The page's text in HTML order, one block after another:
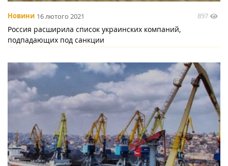
Новини 16 лютого 2021 897
Россия расширила список украинских компаний,
подпадающих под санкции